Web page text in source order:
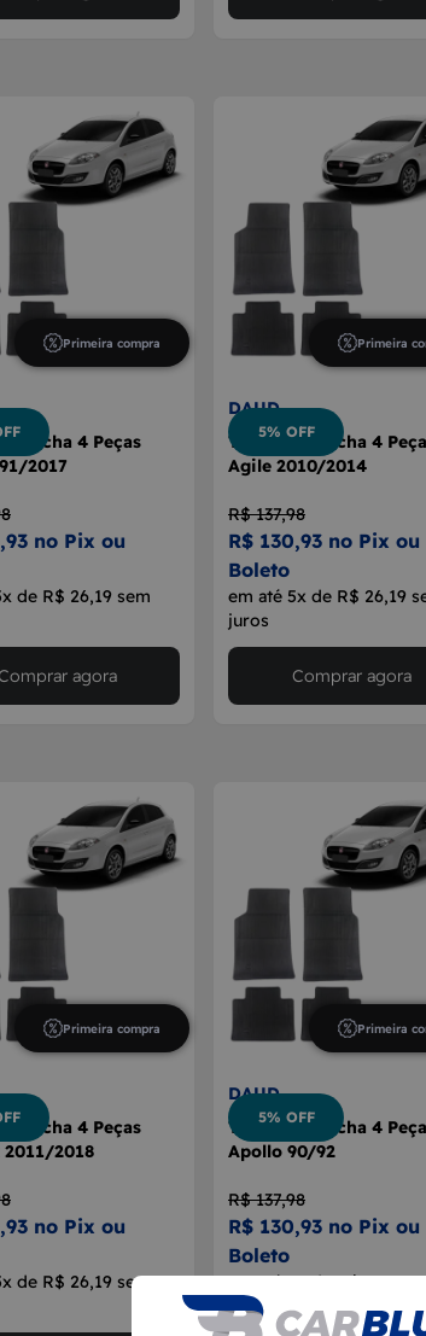
Primeira compra
4 Peças
2017
no Pix ou
de R$ 26,19 sem
agora
Primeira
DAUD
Tapete Borracha 4
Agile 2010/2014
R$ 137,98
R$ 130,93 no Pix ou
Boleto
em até 5x de R$ 26,19
juros
5% OFF
Comprar agora
Primeira compra
4 Peças
2018
no Pix ou
de R$ 26,19 sem
Primeira
DAUD
Tapete Borracha 4
Apollo 90/92
R$ 137,98
R$ 130,93 no Pix ou
Boleto
em até 5x de R$ 26,19
juros
5% OFF